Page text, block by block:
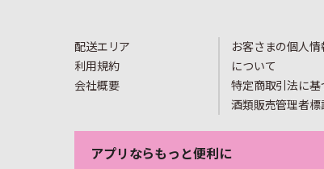
配送エリア
利用規約
会社概要
お客さまの個人
について
特定商取引法に基
酒類販売管理者標
アプリならもっと便利に